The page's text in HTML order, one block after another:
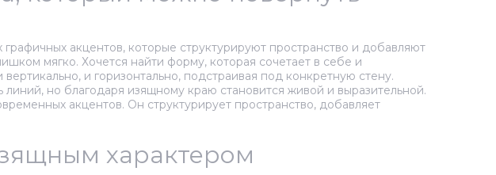
акцентов, которые структурируют пространство и добавляют
мягко. Хочется найти форму, которая сочетает в себе и
и горизонтально, подстраивая под конкретную стену.
но благодаря изящному краю становится живой и выразительной.
акцентов. Он структурирует пространство, добавляет
характером